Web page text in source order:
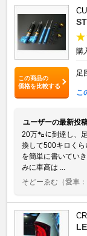
この商品の
価格を比較する
購
足
こ
ユーザーの最新投
20万㌔に到達し、
換して500キロく
を簡単に書いてい
みに車高は ...
そどーゑむ （愛車